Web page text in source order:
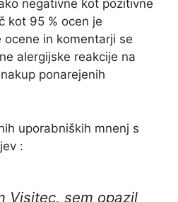
negativne kot pozitivne
kot 95 % ocen je
in komentarji se
alergijske reakcije na
ponarejenih
uporabniških mnenj s
:
Visitec, sem opazil